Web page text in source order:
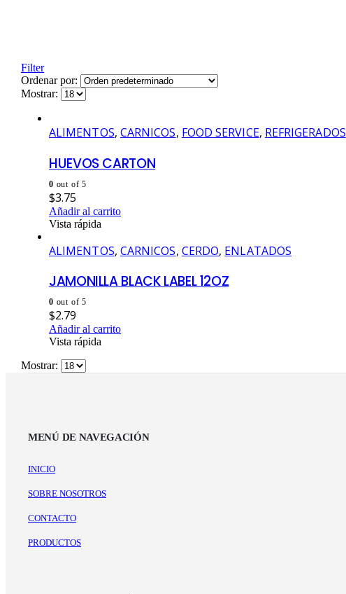
Filter
Ordenar por:
Mostrar:
ALIMENTOS, CARNICOS, FOOD SERVICE, REFRIGERADOS
HUEVOS CARTON
0 out of 5
$3.75
Añadir al carrito
Vista rápida
ALIMENTOS, CARNICOS, CERDO, ENLATADOS
JAMONILLA BLACK LABEL 12OZ
0 out of 5
$2.79
Añadir al carrito
Vista rápida
Mostrar:
MENÚ DE NAVEGACIÓN
INICIO
SOBRE NOSOTROS
CONTACTO
PRODUCTOS